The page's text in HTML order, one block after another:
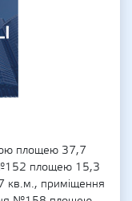
площею 37,7
площею 15,3
приміщення